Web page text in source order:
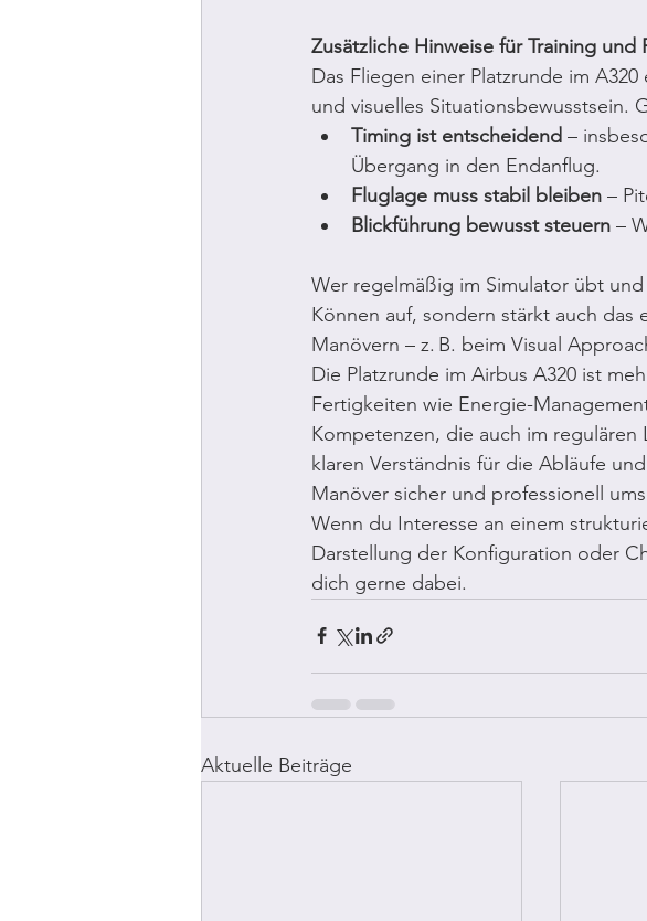
Zusätzliche Hinweise für Training und
Das Fliegen einer Platzrunde im
und visuelles Situationsbewusstsein.
Timing ist entscheidend –
Übergang in den Endanflug.
Fluglage muss stabil bleiben –
Blickführung bewusst steuern –
Wer regelmäßig im Simulator übt
Können auf, sondern stärkt auch
Manövern – z. B. beim Visual
Die Platzrunde im Airbus A320 ist
Fertigkeiten wie Energie-
Kompetenzen, die auch im
klaren Verständnis für die Abläufe
Manöver sicher und professionell
Wenn du Interesse an einem
Darstellung der Konfiguration oder
dich gerne dabei.
Aktuelle Beiträge